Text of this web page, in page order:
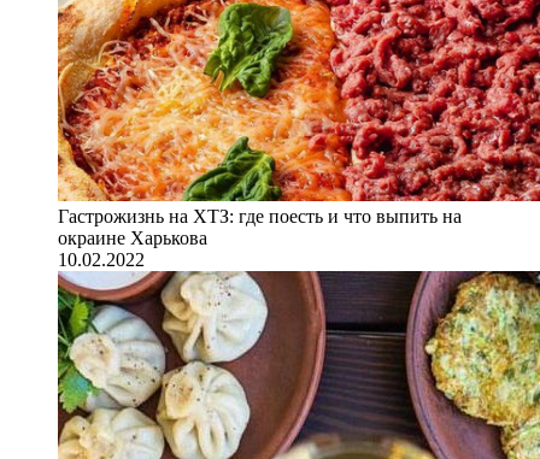
Гастрожизнь на ХТЗ: где поесть и что выпить на
окраине Харькова
10.02.2022